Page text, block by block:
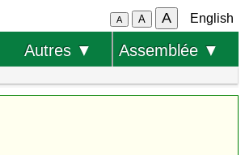
A A A English
Autres ▼ Assemblée ▼